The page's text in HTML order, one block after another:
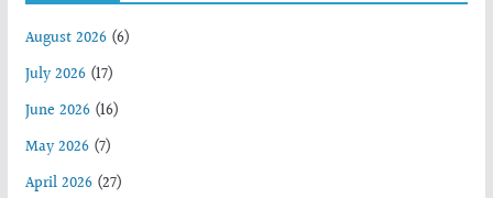
August 2026(6)
July 2026(17)
June 2026(16)
May 2026(7)
April 2026(27)